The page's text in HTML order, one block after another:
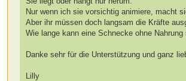
Nur wenn ich sie vorsichtig animiere, macht
Aber ihr müssen doch langsam die Kräfte
Wie lange kann eine Schnecke ohne
Danke sehr für die Unterstützung und ganz
Lilly